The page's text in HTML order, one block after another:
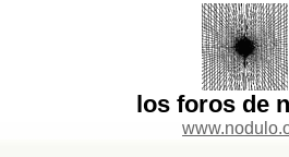
los foros de